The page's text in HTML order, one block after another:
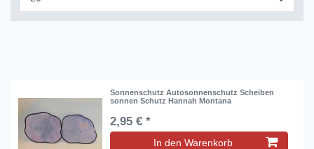
Sonnenschutz Autosonnenschutz Scheiben
sonnen Schutz Hannah Montana
2,95 € *
In den Warenkorb